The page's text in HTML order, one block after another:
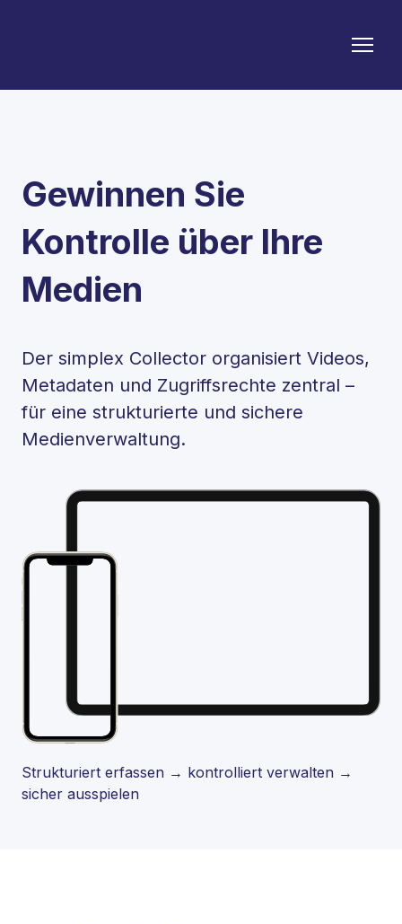
Gewinnen Sie
Kontrolle über Ihre
Medien
Der simplex Collector organisiert Videos,
Metadaten und Zugriffsrechte zentral –
für eine strukturierte und sichere
Medienverwaltung.
Strukturiert erfassen → kontrolliert verwalten →
sicher ausspielen